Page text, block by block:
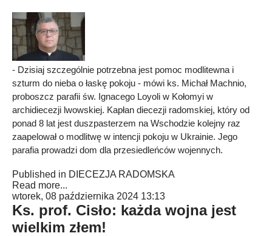
- Dzisiaj szczególnie potrzebna jest pomoc modlitewna i
szturm do nieba o łaskę pokoju - mówi ks. Michał Machnio,
proboszcz parafii św. Ignacego Loyoli w Kołomyi w
archidiecezji lwowskiej. Kapłan diecezji radomskiej, który od
ponad 8 lat jest duszpasterzem na Wschodzie kolejny raz
zaapelował o modlitwę w intencji pokoju w Ukrainie. Jego
parafia prowadzi dom dla przesiedleńców wojennych.
Published in DIECEZJA RADOMSKA
Read more...
wtorek, 08 października 2024 13:13
Ks. prof. Cisło: każda wojna jest
wielkim złem!